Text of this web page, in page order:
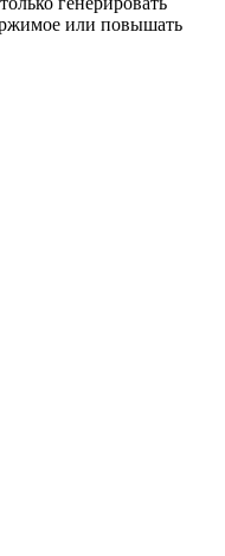
или повышать